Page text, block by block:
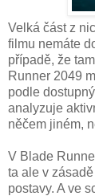
Velká část z
filmu nemáte
případě, že
Runner 2049
podle
analyzuje
něčem jiném,
V Blade
ta ale v
postavy. A ve